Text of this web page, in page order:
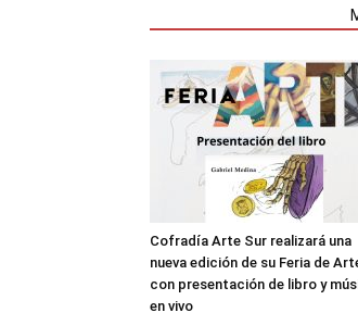
Cofradía Arte Sur realizará una
nueva edición de su Feria de
con presentación de libro y
en vivo